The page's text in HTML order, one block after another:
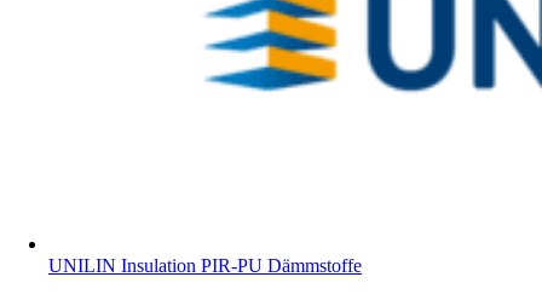
UNILIN Insulation PIR-PU Dämmstoffe